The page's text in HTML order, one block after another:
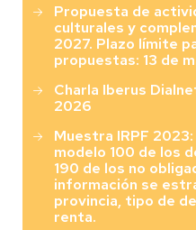
Propuesta de
culturales y
2027. Plazo límite
propuestas: 13 de
Charla Iberus
2026
Muestra IRPF
modelo 100 de los
190 de los no
información se
provincia, tipo de
renta.